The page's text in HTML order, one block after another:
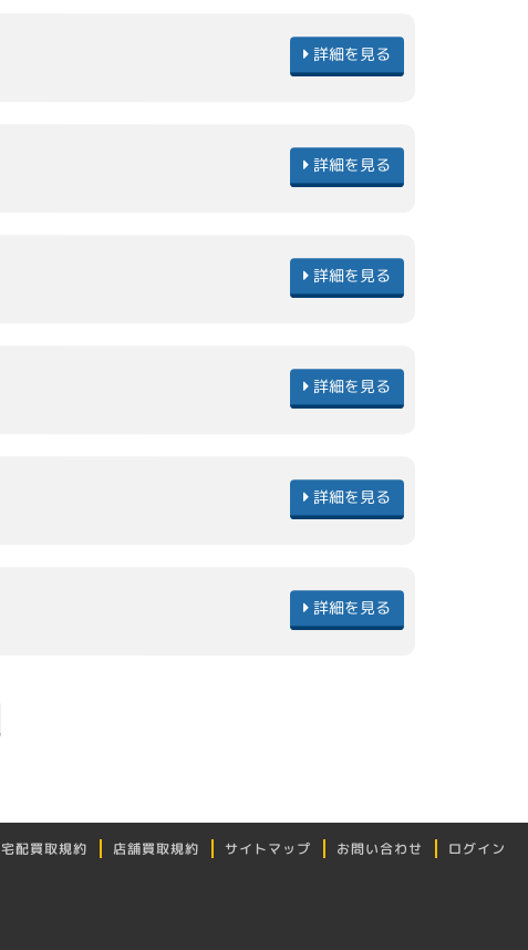
詳細を見る
詳細を見る
詳細を見る
詳細を見る
詳細を見る
詳細を見る
宅配買取規約 店舗買取規約 サイトマップ お問い合わせ ログイン